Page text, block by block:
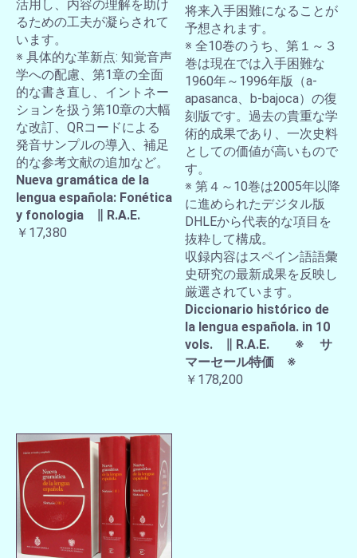
活用し、内容の理解を助け
るための工夫が凝らされて
います。
※ 具体的な革新点: 知覚音声
学への配慮、第1章の全面
的な書き直し、イントネー
ションを扱う第10章の大幅
な改訂、QRコードによる
発音サンプルの導入、補足
的な参考文献の追加など。
Nueva gramática de la
lengua española: Fonética
y fonologia ∥ R.A.E.
￥17,380
将来入手困難になることが
予想されます。
※ 全10巻のうち、第１～３
巻は現在では入手困難な
1960年～1996年版（a-
apasanca、b-bajoca）の復
刻版です。過去の貴重な学
術的成果であり、一次史料
としての価値が高いもので
す。
※ 第４～10巻は2005年以降
に進められたデジタル版
DHLEから代表的な項目を
抜粋して構成。
収録内容はスペイン語語彙
史研究の最新成果を反映し
厳選されています。
Diccionario histórico de
la lengua española. in 10
vols. ∥ R.A.E. ※ サ
マーセール特価 ※
￥178,200